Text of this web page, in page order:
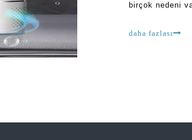
birçok nedeni
daha fazlası